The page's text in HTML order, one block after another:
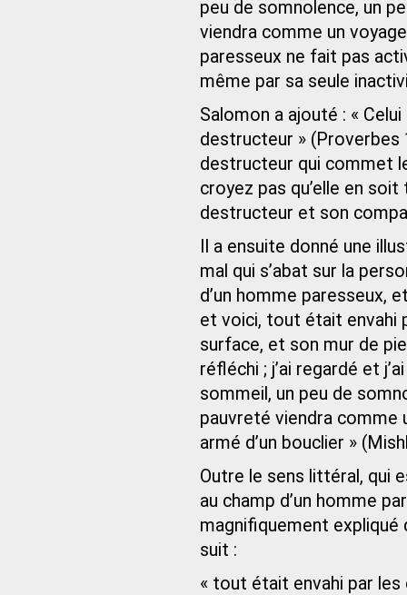
peu de somnolence, un
viendra comme un
paresseux ne fait pas
même par sa seule
Salomon a ajouté : «
destructeur » (Proverbes
destructeur qui commet
croyez pas qu’elle en
destructeur et son
Il a ensuite donné une
mal qui s’abat sur la
d’un homme paresseux,
et voici, tout était envahi
surface, et son mur de
réfléchi ; j’ai regardé et
sommeil, un peu de
pauvreté viendra comme
armé d’un bouclier »
Outre le sens littéral, qui
au champ d’un homme
magnifiquement expliqué
suit :
« tout était envahi par